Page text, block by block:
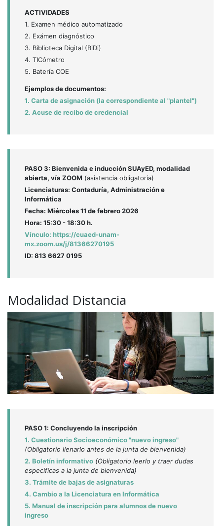
ACTIVIDADES
1. Examen médico automatizado
2. Exámen diagnóstico
3. Biblioteca Digital (BiDi)
4. TICómetro
5. Batería COE
Ejemplos de documentos:
1. Carta de asignación (la correspondiente al "plantel")
2. Acuse de recibo de credencial
PASO 3: Bienvenida e inducción SUAyED, modalidad
abierta, vía ZOOM (asistencia obligatoria)
Licenciaturas: Contaduría, Administración e
Informática
Fecha: Miércoles 11 de febrero 2026
Hora: 15:30 - 18:30 h.
Vínculo: https://cuaed-unam-
mx.zoom.us/j/81366270195
ID: 813 6627 0195
Modalidad Distancia
PASO 1: Concluyendo la inscripción
1. Cuestionario Socioeconómico "nuevo ingreso"
(Obligatorio llenarlo antes de la junta de bienvenida)
2. Boletín informativo (Obligatorio leerlo y traer dudas
especificas a la junta de bienvenida)
3. Trámite de bajas de asignaturas
4. Cambio a la Licenciatura en Informática
5. Manual de inscripción para alumnos de nuevo
ingreso